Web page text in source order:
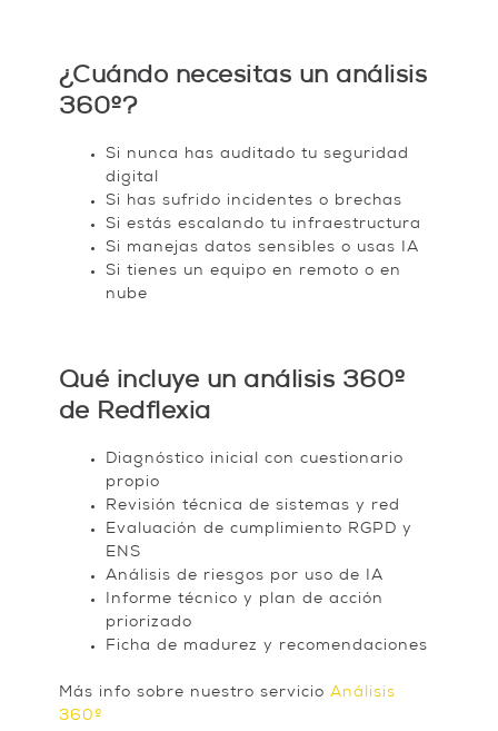
¿Cuándo necesitas un análisis
360º?
Si nunca has auditado tu seguridad
digital
Si has sufrido incidentes o brechas
Si estás escalando tu infraestructura
Si manejas datos sensibles o usas IA
Si tienes un equipo en remoto o en
nube
Qué incluye un análisis 360º
de Redflexia
Diagnóstico inicial con cuestionario
propio
Revisión técnica de sistemas y red
Evaluación de cumplimiento RGPD y
ENS
Análisis de riesgos por uso de IA
Informe técnico y plan de acción
priorizado
Ficha de madurez y recomendaciones
Más info sobre nuestro servicio Análisis
360º